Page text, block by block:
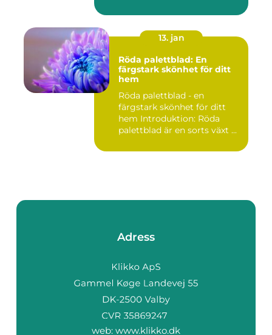
13. jan
Röda palettblad: En
färgstark skönhet för ditt
hem
Röda palettblad - en
färgstark skönhet för ditt
hem Introduktion: Röda
palettblad är en sorts växt ...
Adress
web: www.klikko.dk